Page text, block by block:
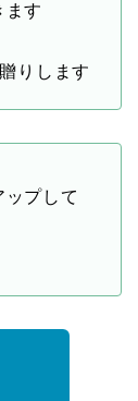
ます
りします
プして